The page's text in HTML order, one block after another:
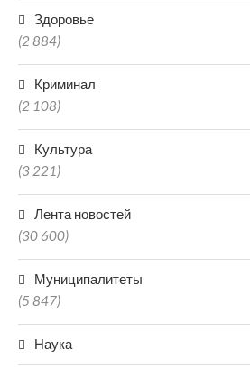
Здоровье
(2 884)
Криминал
(2 108)
Культура
(3 221)
Лента новостей
(30 600)
Муниципалитеты
(5 847)
Наука